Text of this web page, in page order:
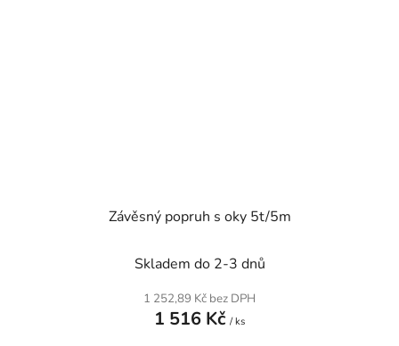
Závěsný popruh s oky 5t/5m
Skladem do 2-3 dnů
1 252,89 Kč bez DPH
1 516 Kč / ks